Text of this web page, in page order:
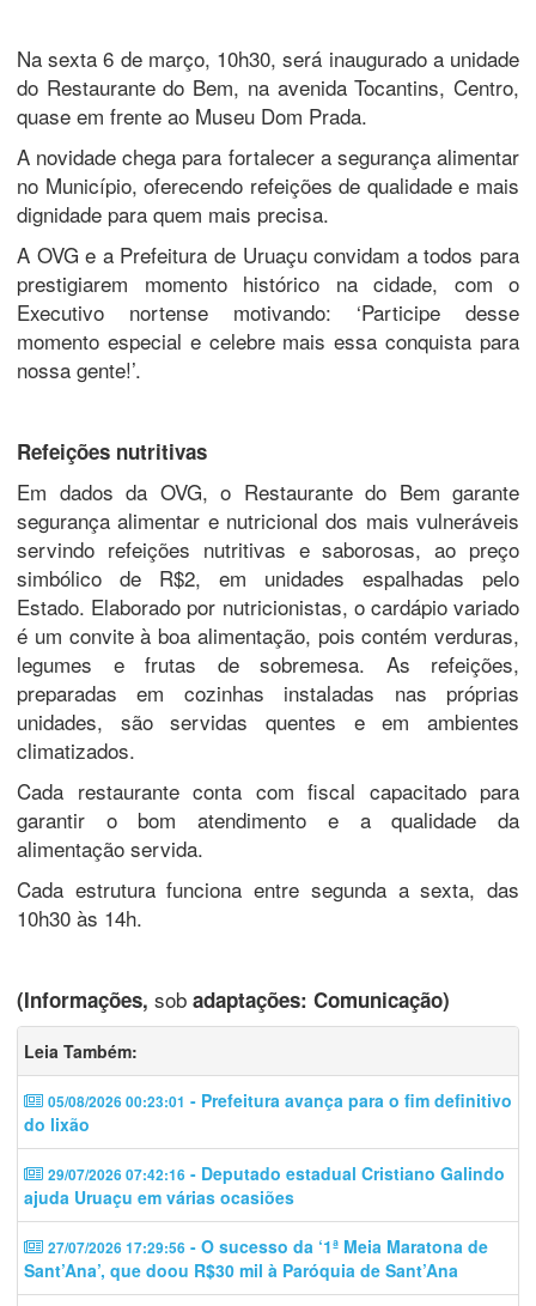
Na sexta 6 de março, 10h30, será inaugurado a unidade
do Restaurante do Bem, na avenida Tocantins, Centro,
quase em frente ao Museu Dom Prada.
A novidade chega para fortalecer a segurança alimentar
no Município, oferecendo refeições de qualidade e mais
dignidade para quem mais precisa.
A OVG e a Prefeitura de Uruaçu convidam a todos para
prestigiarem momento histórico na cidade, com o
Executivo nortense motivando: ‘Participe desse
momento especial e celebre mais essa conquista para
nossa gente!’.
Refeições nutritivas
Em dados da OVG, o Restaurante do Bem garante
segurança alimentar e nutricional dos mais vulneráveis
servindo refeições nutritivas e saborosas, ao preço
simbólico de R$2, em unidades espalhadas pelo
Estado. Elaborado por nutricionistas, o cardápio variado
é um convite à boa alimentação, pois contém verduras,
legumes e frutas de sobremesa. As refeições,
preparadas em cozinhas instaladas nas próprias
unidades, são servidas quentes e em ambientes
climatizados.
Cada restaurante conta com fiscal capacitado para
garantir o bom atendimento e a qualidade da
alimentação servida.
Cada estrutura funciona entre segunda a sexta, das
10h30 às 14h.
(Informações, sob adaptações: Comunicação)
Leia Também:
05/08/2026 00:23:01 - Prefeitura avança para o fim definitivo
do lixão
29/07/2026 07:42:16 - Deputado estadual Cristiano Galindo
ajuda Uruaçu em várias ocasiões
27/07/2026 17:29:56 - O sucesso da ‘1ª Meia Maratona de
Sant’Ana’, que doou R$30 mil à Paróquia de Sant’Ana